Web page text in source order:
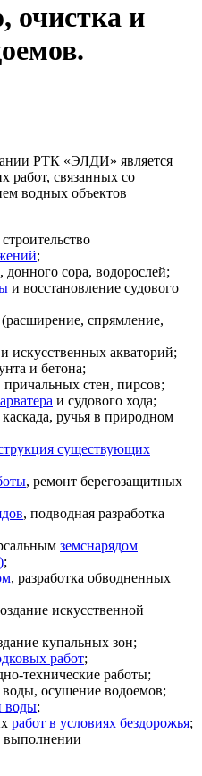
очистка и
РТК «ЭЛДИ» является
работ, связанных со
водных объектов
;
донного сора, водорослей;
и восстановление судового
(расширение, спрямление,
и искусственных акваторий;
и бетона;
причальных стен, пирсов;
и судового хода;
каскада, ручья в природном
существующих
, ремонт берегозащитных
, подводная разработка
земснарядом
;
, разработка обводненных
искусственной
купальных зон;
работ;
технические работы;
осушение водоемов;
воды;
работ в условиях бездорожья;
выполнении